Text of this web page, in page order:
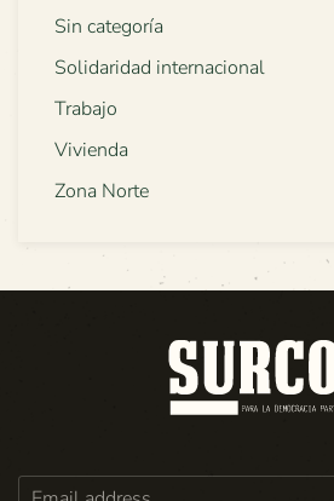
Sin categoría
Solidaridad internacional
Trabajo
Vivienda
Zona Norte